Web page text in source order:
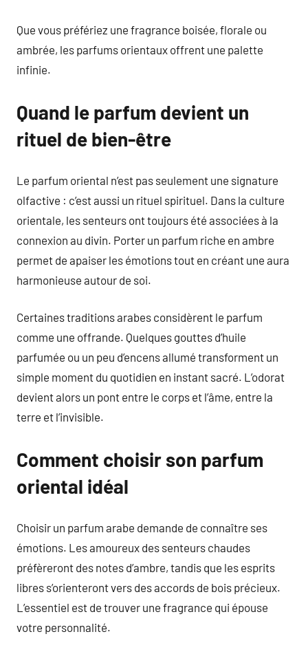
Que vous préfériez une fragrance boisée, florale ou
ambrée, les parfums orientaux offrent une palette
infinie.
Quand le parfum devient un
rituel de bien-être
Le parfum oriental n’est pas seulement une signature
olfactive : c’est aussi un rituel spirituel. Dans la culture
orientale, les senteurs ont toujours été associées à la
connexion au divin. Porter un parfum riche en ambre
permet de apaiser les émotions tout en créant une aura
harmonieuse autour de soi.
Certaines traditions arabes considèrent le parfum
comme une offrande. Quelques gouttes d’huile
parfumée ou un peu d’encens allumé transforment un
simple moment du quotidien en instant sacré. L’odorat
devient alors un pont entre le corps et l’âme, entre la
terre et l’invisible.
Comment choisir son parfum
oriental idéal
Choisir un parfum arabe demande de connaître ses
émotions. Les amoureux des senteurs chaudes
préfèreront des notes d’ambre, tandis que les esprits
libres s’orienteront vers des accords de bois précieux.
L’essentiel est de trouver une fragrance qui épouse
votre personnalité.